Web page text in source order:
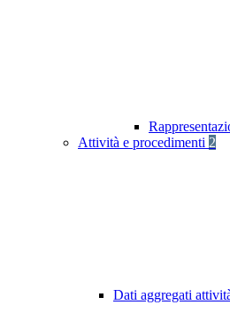
Attività e procedimenti 2
Dati aggregati